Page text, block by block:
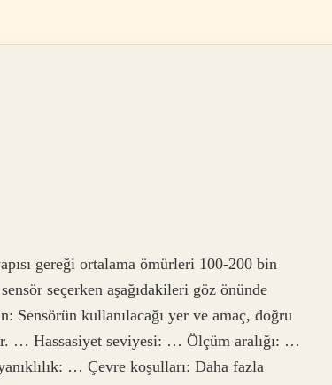
gereği ortalama ömürleri 100-200 bin
seçerken aşağıdakileri göz önünde
Sensörün kullanılacağı yer ve amaç, doğru
… Hassasiyet seviyesi: … Ölçüm aralığı: …
… Çevre koşulları: Daha fazla